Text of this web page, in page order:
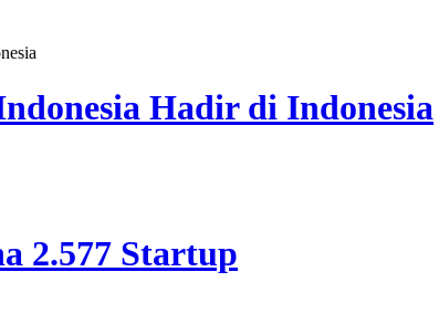
Hadir di Indonesia
2.577 Startup